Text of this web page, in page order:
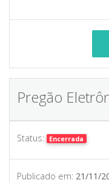
Pregão
Status: Encerrada
Publicado em: 21/11/